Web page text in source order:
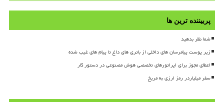
پربیننده ترین ها
شما نظر بدهید
زیر پوست پیامرسان های داخلی از باتری های داغ تا پیام های غیب شده
اعطای مجوز برای اپراتورهای تخصصی هوش مصنوعی در دستور کار
سفر میلیاردر رمز ارزی به مریخ